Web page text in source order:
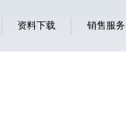
资料下载 销售服务